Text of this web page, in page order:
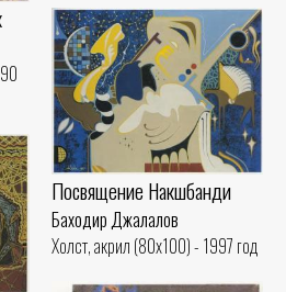
Посвящение Накшбанди
Баходир Джалалов
Холст, акрил (80x100) - 1997 год